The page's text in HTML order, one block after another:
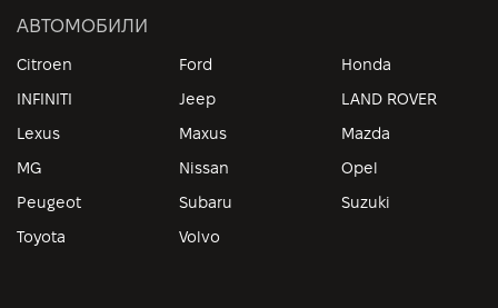
АВТОМОБИЛИ
Citroen Ford
Honda
INFINITI
Jeep
LAND ROVER
Lexus
Maxus
Mazda
MG
Nissan
Opel
Peugeot
Subaru
Suzuki
Toyota
Volvo